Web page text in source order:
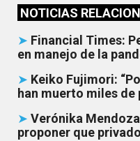
NOTICIAS
➤ Financial Times:
en manejo de la
➤ Keiko Fujimori:
han muerto miles de
➤ Verónika
proponer que